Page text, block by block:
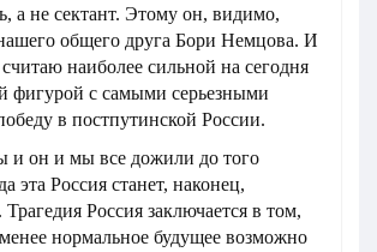
а не сектант. Этому он, видимо,
общего друга Бори Немцова. И
наиболее сильной на сегодня
фигурой с самыми серьезными
в постпутинской России.
и он и мы все дожили до того
эта Россия станет, наконец,
Россия заключается в том,
нормальное будущее возможно